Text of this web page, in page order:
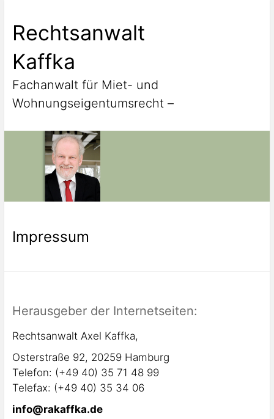
content
Rechtsanwalt
Kaffka
Fachanwalt für Miet- und
Wohnungseigentumsrecht –
Impressum
Herausgeber der Internetseiten:
Rechtsanwalt Axel Kaffka,
Osterstraße 92, 20259 Hamburg
Telefon: (+49 40) 35 71 48 99
Telefax: (+49 40) 35 34 06
info@rakaffka.de